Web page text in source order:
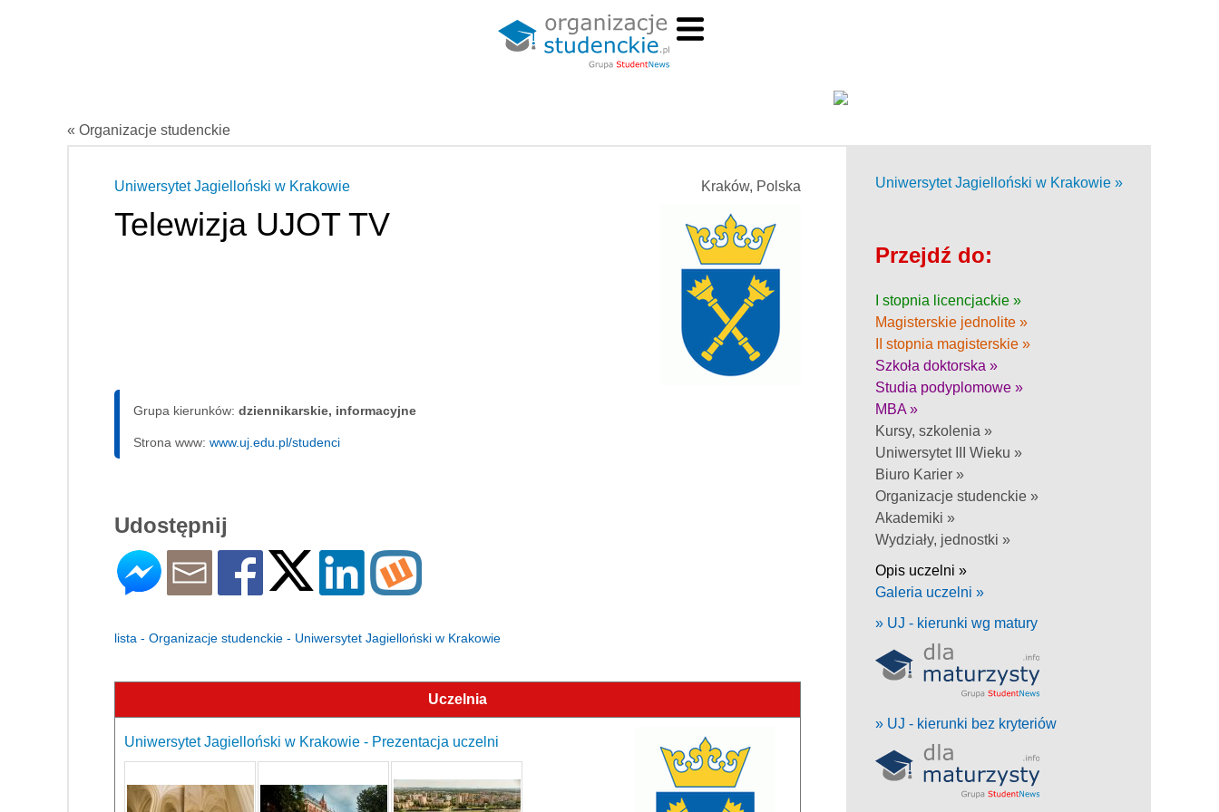
« Organizacje studenckie
Kraków, Polska
Uniwersytet Jagielloński w Krakowie
Telewizja UJOT TV
Grupa kierunków: dziennikarskie, informacyjne
Strona www: www.uj.edu.pl/studenci
Udostępnij
lista - Organizacje studenckie - Uniwersytet Jagielloński w Krakowie
Uczelnia
Uniwersytet Jagielloński w Krakowie - Prezentacja uczelni
Uniwersytet Jagielloński w Krakowie »
Przejdź do:
I stopnia licencjackie »
Magisterskie jednolite »
II stopnia magisterskie »
Szkoła doktorska »
Studia podyplomowe »
MBA »
Kursy, szkolenia »
Uniwersytet III Wieku »
Biuro Karier »
Organizacje studenckie »
Akademiki »
Wydziały, jednostki »
Opis uczelni »
Galeria uczelni »
» UJ - kierunki wg matury
» UJ - kierunki bez kryteriów